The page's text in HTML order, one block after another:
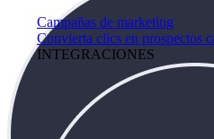
Campañas de marketing
Convierta clics en prospectos
INTEGRACIONES